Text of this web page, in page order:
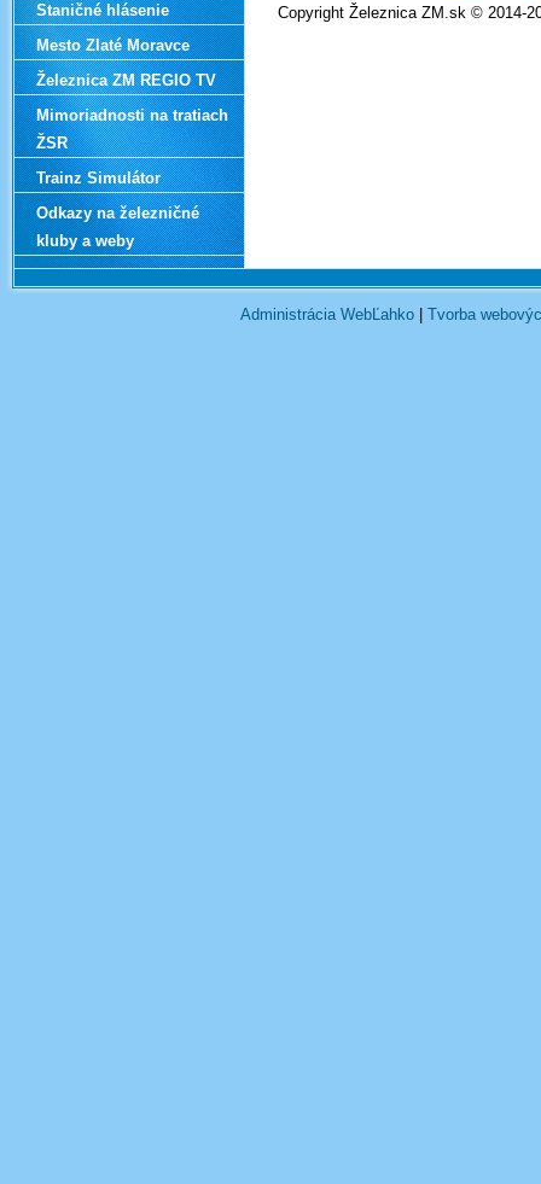
Copyright Železnica ZM.sk © 2014-
Staničné hlásenie
Mesto Zlaté Moravce
Železnica ZM REGIO TV
Mimoriadnosti na tratiach
ŽSR
Trainz Simulátor
Odkazy na železničné
kluby a weby
Administrácia WebĽahko| Tvorba